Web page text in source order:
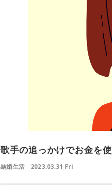
歌手の追っかけでお金を
結婚生活 2023.03.31 Fri